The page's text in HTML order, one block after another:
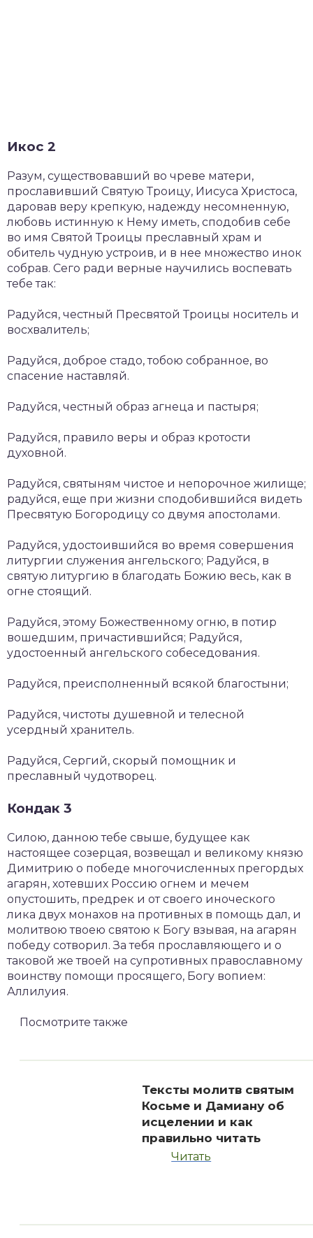
Икос 2
Разум, существовавший во чреве матери,
прославивший Святую Троицу, Иисуса Христоса,
даровав веру крепкую, надежду несомненную,
любовь истинную к Нему иметь, сподобив себе
во имя Святой Троицы преславный храм и
обитель чудную устроив, и в нее множество инок
собрав. Сего ради верные научились воспевать
тебе так:
Радуйся, честный Пресвятой Троицы носитель и
восхвалитель;
Радуйся, доброе стадо, тобою собранное, во
спасение наставляй.
Радуйся, честный образ агнеца и пастыря;
Радуйся, правило веры и образ кротости
духовной.
Радуйся, святыням чистое и непорочное жилище;
радуйся, еще при жизни сподобившийся видеть
Пресвятую Богородицу со двумя апостолами.
Радуйся, удостоившийся во время совершения
литургии служения ангельского; Радуйся, в
святую литургию в благодать Божию весь, как в
огне стоящий.
Радуйся, этому Божественному огню, в потир
вошедшим, причастившийся; Радуйся,
удостоенный ангельского собеседования.
Радуйся, преисполненный всякой благостыни;
Радуйся, чистоты душевной и телесной
усердный хранитель.
Радуйся, Сергий, скорый помощник и
преславный чудотворец.
Кондак 3
Силою, данною тебе свыше, будущее как
настоящее созерцая, возвещал и великому князю
Димитрию о победе многочисленных прегордых
агарян, хотевших Россию огнем и мечем
опустошить, предрек и от своего иноческого
лика двух монахов на противных в помощь дал, и
молитвою твоею святою к Богу взывая, на агарян
победу сотворил. За тебя прославляющего и о
таковой же твоей на супротивных православному
воинству помощи просящего, Богу вопием:
Аллилуия.
Посмотритетакже
Тексты молитв святым
Косьме и Дамиану об
исцелении и как
правильно читать
Читать